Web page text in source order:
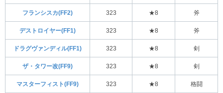
フランシスカ(FF2) 323 ★8 斧
デストロイヤー(FF1) 323 ★8 斧
ドラグヴァンディル(FF1) 323 ★8 剣
ザ・タワー改(FF9) 323 ★8 剣
マスターフィスト(FF9) 323 ★8 格闘